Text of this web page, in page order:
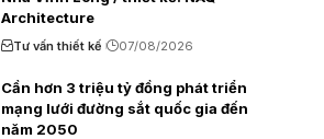
Architecture
Tư vấn thiết kế 07/08/2026
Cần hơn 3 triệu tỷ đồng phát triển
mạng lưới đường sắt quốc gia đến
năm 2050